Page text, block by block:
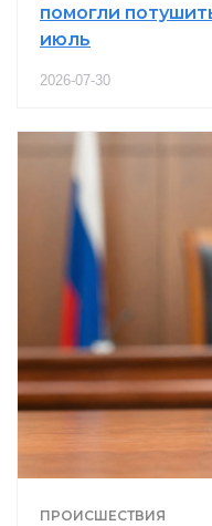
помогли
июль
2026-07-30
ПРОИСШЕСТВИЯ